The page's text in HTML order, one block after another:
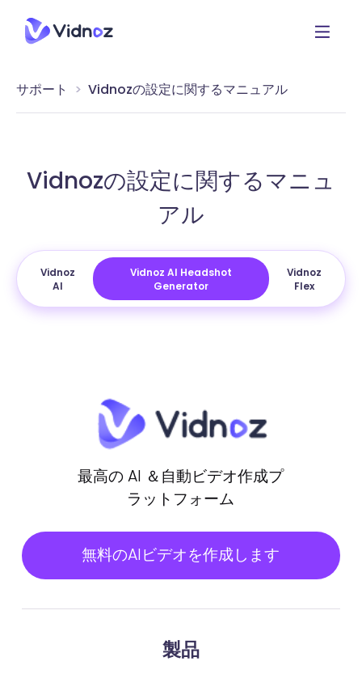
サポート Vidnozの設定に関するマニュアル
Vidnozの設定に関するマニュ
アル
Vidnoz
AI
Vidnoz AI Headshot
Generator
Vidnoz
Flex
最高の AI ＆自動ビデオ作成プ
ラットフォーム
無料のAIビデオを作成します
製品